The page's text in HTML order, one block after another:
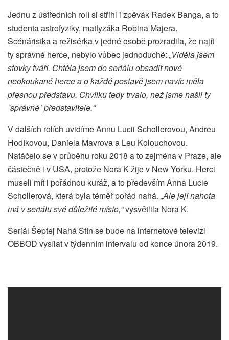
Jednu z ústředních rolí si střihl i zpěvák Radek Banga, a to
studenta astrofyziky, matfyzáka Robina Majera.
Scénáristka a režisérka v jedné osobě prozradila, že najít
ty správné herce, nebylo vůbec jednoduché: „Viděla jsem
stovky tváří. Chtěla jsem do seriálu obsadit nové
neokoukané herce a o každé postavě jsem navíc měla
přesnou představu. Chvilku tedy trvalo, než jsme našli ty
´správné´ představitele.“
V dalších rolích uvidíme Annu Lucii Schollerovou, Andreu
Hodíkovou, Daniela Mavrova a Leu Kolouchovou.
Natáčelo se v průběhu roku 2018 a to zejména v Praze, ale
částečně i v USA, protože Nora K žije v New Yorku. Herci
museli mít i pořádnou kuráž, a to především Anna Lucie
Schollerová, která byla téměř pořád nahá. „Ale její nahota
má v seriálu své důležité místo,“vysvětlila Nora K.
Seriál Šeptej Nahá Stín se bude na internetové televizi
OBBOD vysílat v týdenním intervalu od konce února 2019.